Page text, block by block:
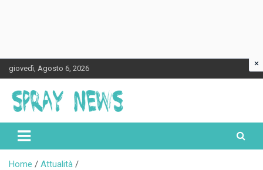
Skip
to
content
giovedì, Agosto 6, 2026
Spraynews.it
Home
Attualità
×